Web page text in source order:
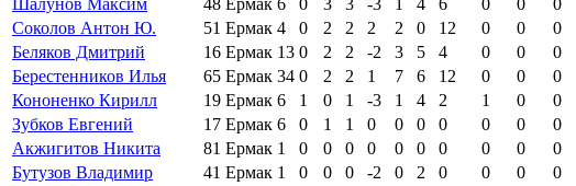
Шалунов Максим
48 Ермак 6 0 3 3 -3 1 4 6 0 0 0
Соколов Антон Ю.
51 Ермак 4 0 2 2 2 2 0 12 0 0 0
Беляков Дмитрий
16 Ермак 13 0 2 2 -2 3 5 4 0 0 0
Берестенников Илья
65 Ермак 34 0 2 2 1 7 6 12 0 0 0
Кононенко Кирилл
19 Ермак 6 1 0 1 -3 1 4 2 1 0 0
Зубков Евгений
17 Ермак 6 0 1 1 0 0 0 0 0 0 0
Акжигитов Никита
81 Ермак 1 0 0 0 0 0 0 0 0 0 0
Бутузов Владимир
41 Ермак 1 0 0 0 -2 0 2 0 0 0 0